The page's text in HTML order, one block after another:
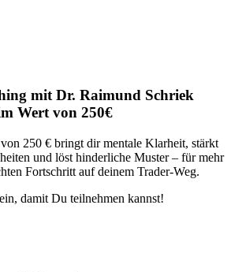
mit Dr. Raimund Schriek
Wert von 250€
250 € bringt dir mentale Klarheit, stärkt
und löst hinderliche Muster – für mehr
Fortschritt auf deinem Trader-Weg.
damit Du teilnehmen kannst!